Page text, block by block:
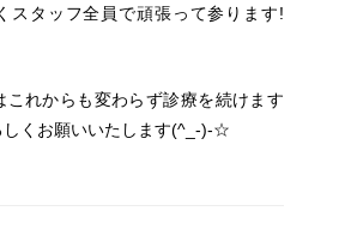
スタッフ全員で頑張って参ります!
これからも変わらず診療を続けます
しくお願いいたします(^_-)-☆